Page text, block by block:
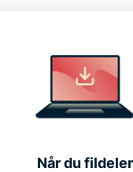
Når du fildeler